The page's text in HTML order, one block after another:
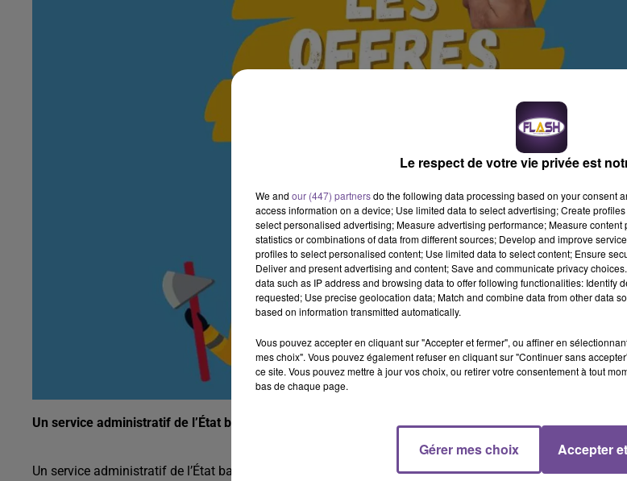
Un service administratif de l’État basé à Poitiers recherche un rédacteur (H/F).
Un service administratif de l’État basé à Poitiers recherche un rédacteur (H/F). Vous instruisez des
Le respect de votre vie privée est
We and our (447) partnersdo the following data processing based on your consent
access information on a device; Use limited data to select advertising; Create
select personalised advertising; Measure advertising performance; Measure
statistics or combinations of data from different sources; Develop and improve
profiles to select personalised content; Use limited data to select content; Ensure
Deliver and present advertising and content; Save and communicate privacy
data such as IP address and browsing data to offer following functionalities: Identify
requested; Use precise geolocation data; Match and combine data from other data
based on information transmitted automatically.
Vous pouvez accepter en cliquant sur "Accepter et fermer", ou affiner en
mes choix". Vous pouvez également refuser en cliquant sur "Continuer sans
ce site. Vous pouvez mettre à jour vos choix, ou retirer votre consentement à tout
bas de chaque page.
Gérer mes choix Accepter